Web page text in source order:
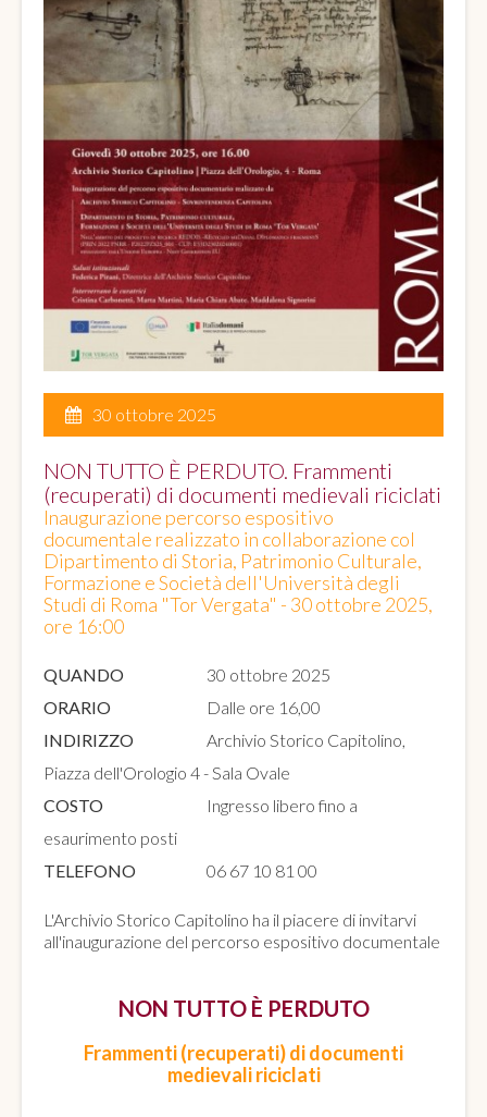
30 ottobre 2025
NON TUTTO È PERDUTO. Frammenti
(recuperati) di documenti medievali riciclati
Inaugurazione percorso espositivo
documentale realizzato in collaborazione col
Dipartimento di Storia, Patrimonio Culturale,
Formazione e Società dell'Università degli
Studi di Roma "Tor Vergata" - 30 ottobre 2025,
ore 16:00
QUANDO
30 ottobre 2025
ORARIO
Dalle ore 16,00
INDIRIZZO
Archivio Storico Capitolino,
Piazza dell'Orologio 4 - Sala Ovale
COSTO
Ingresso libero fino a
esaurimento posti
TELEFONO
06 67 10 81 00
L'Archivio Storico Capitolino ha il piacere di invitarvi
all'inaugurazione del percorso espositivo documentale
NON TUTTO È PERDUTO
Frammenti (recuperati) di documenti
medievali riciclati